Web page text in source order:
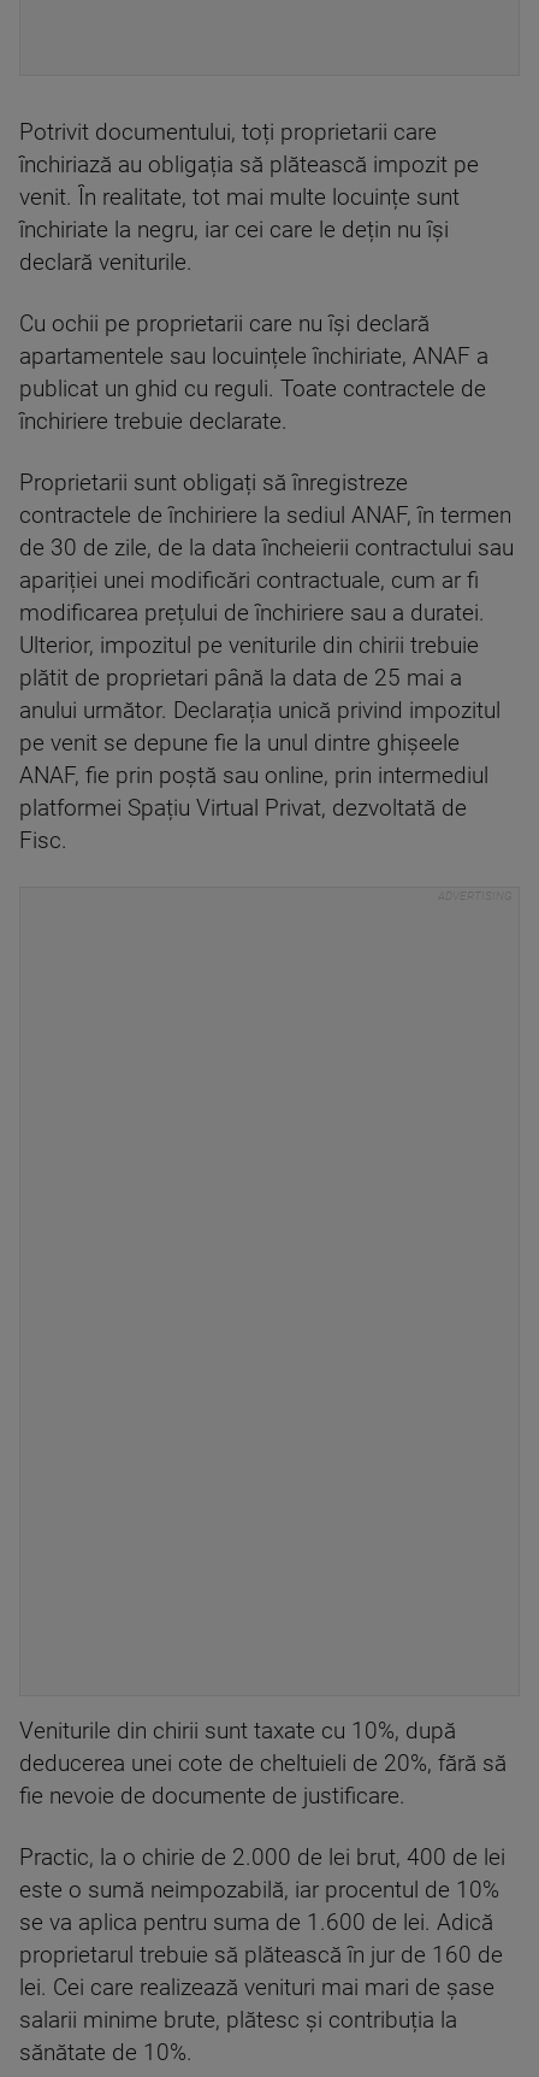
Potrivit documentului, toți proprietarii care
închiriază au obligația să plătească impozit pe
venit. În realitate, tot mai multe locuințe sunt
închiriate la negru, iar cei care le dețin nu își
declară veniturile.
Cu ochii pe proprietarii care nu își declară
apartamentele sau locuințele închiriate, ANAF a
publicat un ghid cu reguli. Toate contractele de
închiriere trebuie declarate.
Proprietarii sunt obligați să înregistreze
contractele de închiriere la sediul ANAF, în termen
de 30 de zile, de la data încheierii contractului sau
apariției unei modificări contractuale, cum ar fi
modificarea prețului de închiriere sau a duratei.
Ulterior, impozitul pe veniturile din chirii trebuie
plătit de proprietari până la data de 25 mai a
anului următor. Declarația unică privind impozitul
pe venit se depune fie la unul dintre ghișeele
ANAF, fie prin poștă sau online, prin intermediul
platformei Spațiu Virtual Privat, dezvoltată de
Fisc.
Veniturile din chirii sunt taxate cu 10%, după
deducerea unei cote de cheltuieli de 20%, fără să
fie nevoie de documente de justificare.
Practic, la o chirie de 2.000 de lei brut, 400 de lei
este o sumă neimpozabilă, iar procentul de 10%
se va aplica pentru suma de 1.600 de lei. Adică
proprietarul trebuie să plătească în jur de 160 de
lei. Cei care realizează venituri mai mari de șase
salarii minime brute, plătesc și contribuția la
sănătate de 10%.